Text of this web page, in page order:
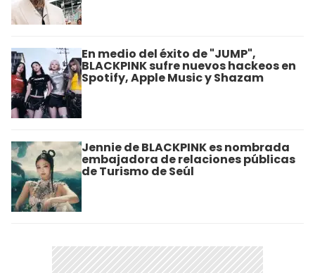
En medio del éxito de "JUMP",
BLACKPINK sufre nuevos hackeos en
Spotify, Apple Music y Shazam
Jennie de BLACKPINK es nombrada
embajadora de relaciones públicas
de Turismo de Seúl